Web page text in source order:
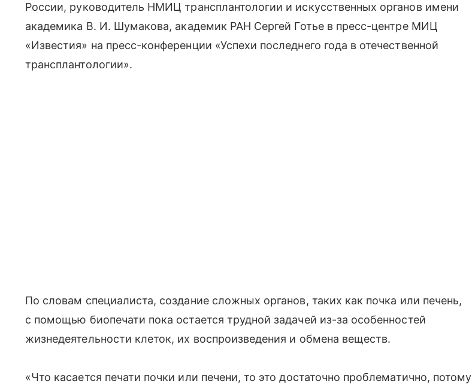
России, руководитель НМИЦ трансплантологии и искусственных органов имени
академика В. И. Шумакова, академик РАН Сергей Готье в пресс-центре МИЦ
«Известия» на пресс-конференции «Успехи последнего года в отечественной
трансплантологии».
По словам специалиста, создание сложных органов, таких как почка или печень,
с помощью биопечати пока остается трудной задачей из-за особенностей
жизнедеятельности клеток, их воспроизведения и обмена веществ.
«Что касается печати почки или печени, то это достаточно проблематично, потому